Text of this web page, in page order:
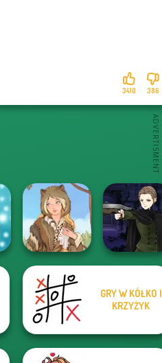
386
3410
Grimm Beauty
Manga Creator
Vampire Hunter
P...
GRY W KÓŁKO I
KRZYŻYK